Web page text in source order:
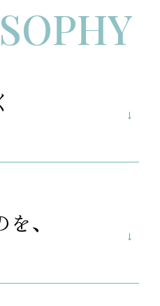
シャンプー
見る
、